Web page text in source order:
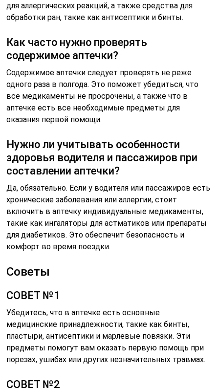
для аллергических реакций, а также средства для
обработки ран, такие как антисептики и бинты.
Как часто нужно проверять
содержимое аптечки?
Содержимое аптечки следует проверять не реже
одного раза в полгода. Это поможет убедиться, что
все медикаменты не просрочены, а также что в
аптечке есть все необходимые предметы для
оказания первой помощи.
Нужно ли учитывать особенности
здоровья водителя и пассажиров при
составлении аптечки?
Да, обязательно. Если у водителя или пассажиров есть
хронические заболевания или аллергии, стоит
включить в аптечку индивидуальные медикаменты,
такие как ингаляторы для астматиков или препараты
для диабетиков. Это обеспечит безопасность и
комфорт во время поездки.
Советы
СОВЕТ №1
Убедитесь, что в аптечке есть основные
медицинские принадлежности, такие как бинты,
пластыри, антисептики и марлевые повязки. Эти
предметы помогут вам оказать первую помощь при
порезах, ушибах или других незначительных травмах.
СОВЕТ №2